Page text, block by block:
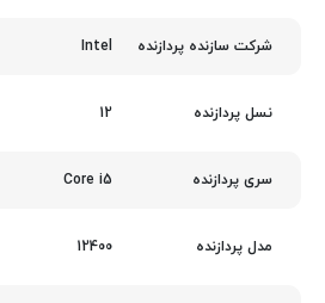
شرکت سازنده پردازنده Intel
نسل پردازنده 12
سری پردازنده Core i5
مدل پردازنده 12400